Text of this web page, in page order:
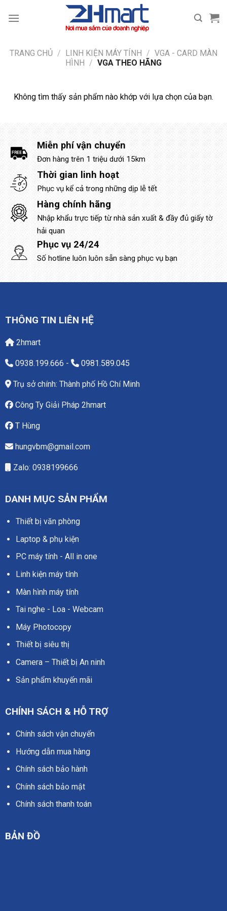
qua
TRANG CHỦ / LINH KIỆN MÁY TÍNH / VGA - CARD MÀN
HÌNH / VGA THEO HÃNG
Không tìm thấy sản phẩm nào khớp với lựa chọn của bạn.
Miễn phí vận chuyển
Đơn hàng trên 1 triệu dưới 15km
Thời gian linh hoạt
Phục vụ kể cả trong những dịp lễ tết
Hàng chính hãng
Nhập khẩu trực tiếp từ nhà sản xuất & đầy đủ giấy tờ
hải quan
Phục vụ 24/24
Số hotline luôn luôn sẵn sàng phục vụ bạn
THÔNG TIN LIÊN HỆ
2hmart
0938.199.666 - 0981.589.045
Trụ sở chính: Thành phố Hồ Chí Minh
Công Ty Giải Pháp 2hmart
T Hùng
hungvbm@gmail.com
Zalo: 0938199666
DANH MỤC SẢN PHẨM
Thiết bị văn phòng
Laptop & phụ kiện
PC máy tính - All in one
Linh kiện máy tính
Màn hình máy tính
Tai nghe - Loa - Webcam
Máy Photocopy
Thiết bị siêu thị
Camera – Thiết bị An ninh
Sản phẩm khuyến mãi
CHÍNH SÁCH & HỖ TRỢ
Chính sách vận chuyển
Hướng dẫn mua hàng
Chính sách bảo hành
Chính sách bảo mật
Chính sách thanh toán
BẢN ĐỒ